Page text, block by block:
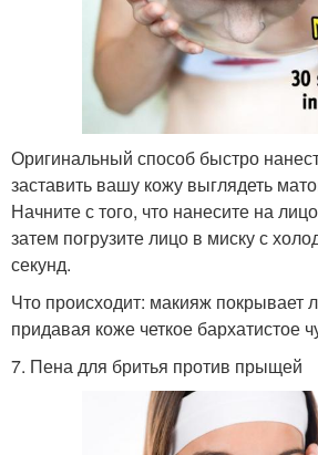
Оригинальный способ быстро
заставить вашу кожу выглядеть
Начните с того, что нанесите на
затем погрузите лицо в миску с
секунд.
Что происходит: макияж покрывает
придавая коже четкое бархатистое
7. Пена для бритья против прыщей